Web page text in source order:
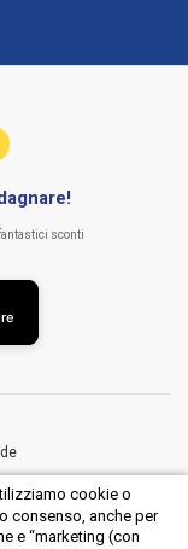
cookie o
consenso, anche per
e “marketing (con
sconti